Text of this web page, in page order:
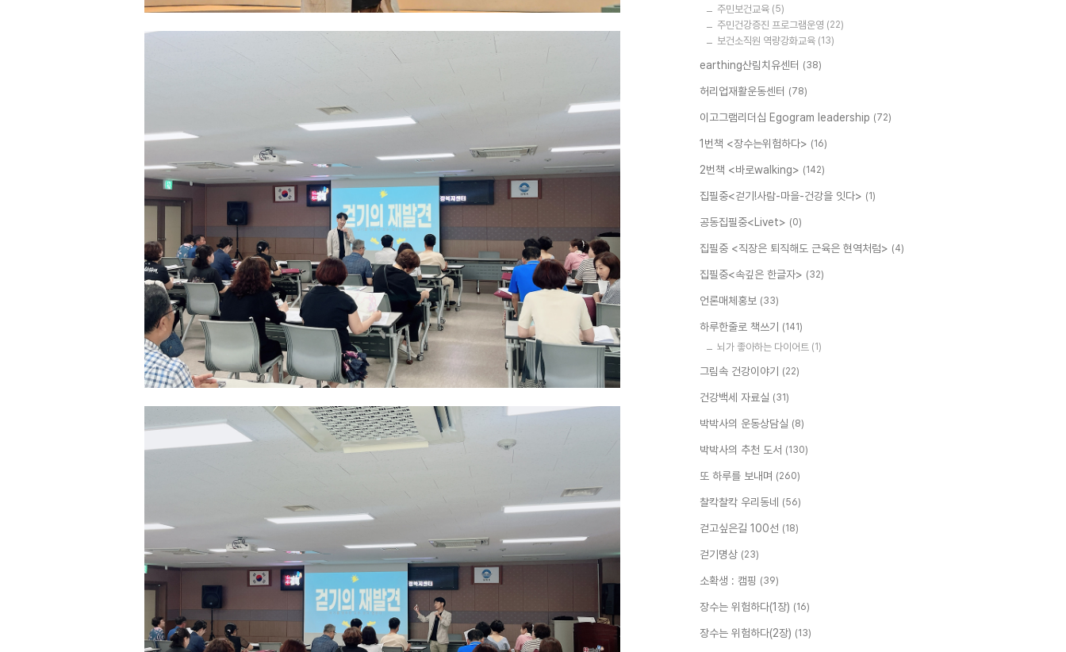
주민보건교육 (5)
주민건강증진 프로그램운영 (22)
보건소직원 역량강화교육 (13)
earthing산림치유센터 (38)
허리업재활운동센터 (78)
이고그램리더십 Egogram leadership (72)
1번책 <장수는위험하다> (16)
2번책 <바로walking> (142)
집필중<걷기!사람-마을-건강을 잇다> (1)
공동집필중<Livet> (0)
집필중 <직장은 퇴직해도 근육은 현역처럼> (4)
집필중<속깊은 한글자> (32)
언론매체홍보 (33)
하루한줄로 책쓰기 (141)
뇌가 좋아하는 다이어트 (1)
그림속 건강이야기 (22)
건강백세 자료실 (31)
박박사의 운동상담실 (8)
박박사의 추천 도서 (130)
또 하루를 보내며 (260)
찰칵찰칵 우리동네 (56)
걷고싶은길 100선 (18)
걷기명상 (23)
소확생 : 캠핑 (39)
장수는 위험하다(1장) (16)
장수는 위험하다(2장) (13)